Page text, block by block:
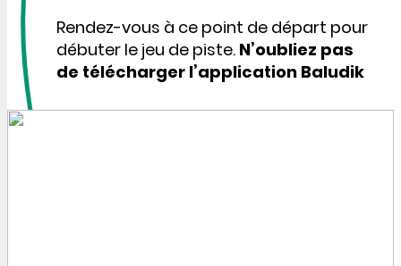
Rendez-vous à ce point de départ pour
débuter le jeu de piste. N’oubliez pas
de télécharger l’application Baludik